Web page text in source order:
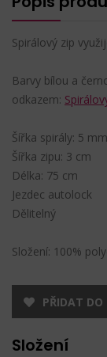
Spirálový zip
Barvy bílou a
odkazem:
Šířka spirály: 5 mm
Šířka zipu: 3 cm
Délka: 75 cm
Jezdec autolock
Dělitelný
Složení: 100%
PŘIDAT DO
Složení